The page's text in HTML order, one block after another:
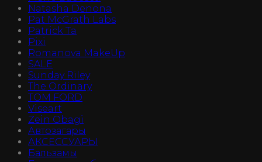
Natasha Denona
Pat McGrath Labs
Patrick Ta
Pixi
Romanova MakeUp
SALE
Sunday Riley
The Ordinary
TOM FORD
Viseart
Zein Obagi
Автозагары
АКСЕССУАРЫ
Бальзамы